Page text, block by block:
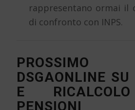
rappresentano ormai il
di confronto con INPS.
PROSSIMO
DSGAONLINE SU
E
PENSIONI